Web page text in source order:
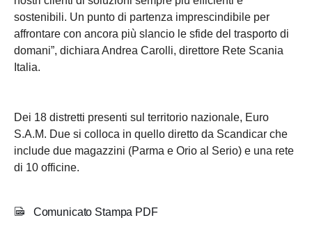
sostenibili. Un punto di partenza imprescindibile per
affrontare con ancora più slancio le sfide del trasporto di
domani”, dichiara Andrea Carolli, direttore Rete Scania
Italia.
Dei 18 distretti presenti sul territorio nazionale, Euro
S.A.M. Due si colloca in quello diretto da Scandicar che
include due magazzini (Parma e Orio al Serio) e una rete
di 10 officine.
Comunicato Stampa PDF